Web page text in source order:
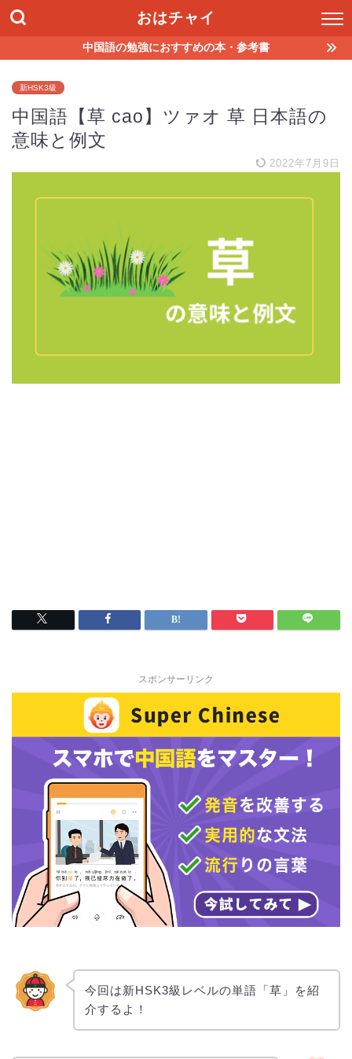
おはチャイ
中国語の勉強におすすめの本・参考書
新HSK3級
中国語【草 cao】ツァオ 草 日本語の
意味と例文
2022年7月9日
スポンサーリンク
今回は新HSK3級レベルの単語「草」を紹
介するよ！